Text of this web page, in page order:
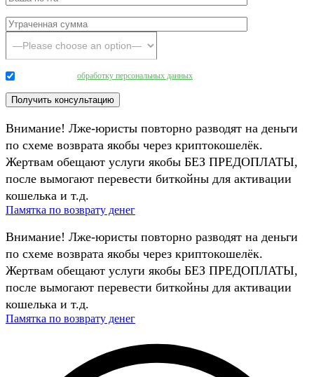
обработку персональных данных
Внимание! Лже-юристы повторно разводят на деньги
по схеме возврата якобы через криптокошелёк.
Жертвам обещают услуги якобы БЕЗ ПРЕДОПЛАТЫ,
после вымогают перевести биткойны для активации
кошелька и т.д.
Памятка по возврату денег
Внимание! Лже-юристы повторно разводят на деньги
по схеме возврата якобы через криптокошелёк.
Жертвам обещают услуги якобы БЕЗ ПРЕДОПЛАТЫ,
после вымогают перевести биткойны для активации
кошелька и т.д.
Памятка по возврату денег